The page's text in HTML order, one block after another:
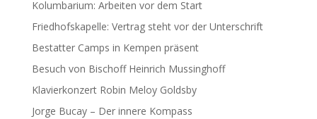
Kolumbarium: Arbeiten vor dem Start
Friedhofskapelle: Vertrag steht vor der Unterschrift
Bestatter Camps in Kempen präsent
Besuch von Bischoff Heinrich Mussinghoff
Klavierkonzert Robin Meloy Goldsby
Jorge Bucay – Der innere Kompass